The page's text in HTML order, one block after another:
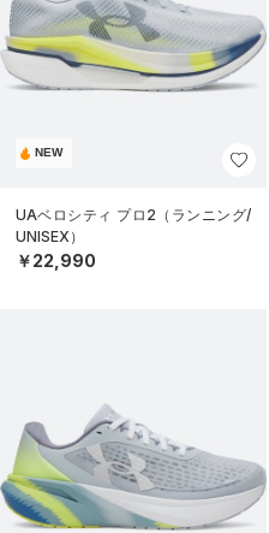
NEW
UAベロシティ プロ2（ランニング/
UNISEX）
￥22,990